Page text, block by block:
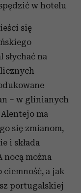
w hotelu
się
na
– w glinianych
ma
się zmianom,
i składa
nocą można
ciemność, a jak
portugalskiej